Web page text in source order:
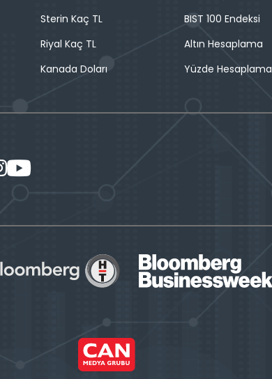
Sterin Kaç TL
Riyal Kaç TL
Kanada Doları
BIST 100 Endeksi
Altın Hesaplama
Yüzde Hesaplama